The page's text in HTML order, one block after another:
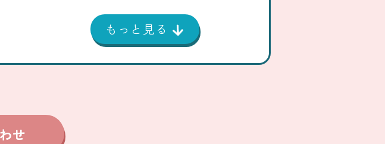
せ